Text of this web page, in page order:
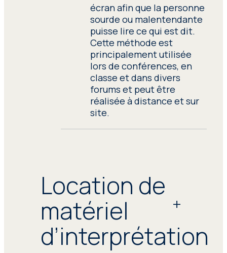
services d’interprétation pour les
services publics sociaux,
policiers et judiciaires dans
plusieurs pays. »
écran afin que la personne
sourde ou malentendante
puisse lire ce qui est dit.
Cette méthode est
principalement utilisée
lors de conférences, en
classe et dans divers
forums et peut être
réalisée à distance et sur
site.
Location de
matériel
d’interprétation